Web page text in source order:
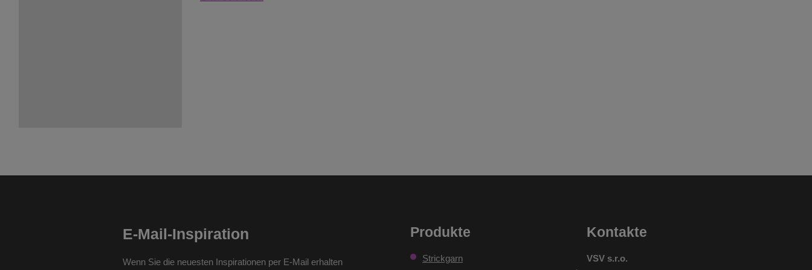
E-Mail-Inspiration
Wenn Sie die neuesten Inspirationen per E-Mail erhalten
Produkte
Strickgarn
Kontakte
VSV s.r.o.